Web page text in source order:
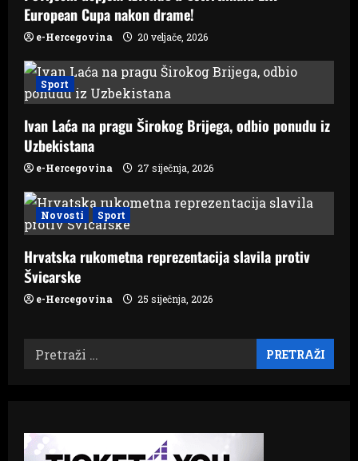
n
European Cupa nakon drame!
e-Hercegovina 20 veljače, 2026
Sport
Ivan Laća na pragu Širokog Brijega, odbio ponudu iz
Uzbekistana
e-Hercegovina 27 siječnja, 2026
Novosti Sport
Hrvatska rukometna reprezentacija slavila protiv
Švicarske
e-Hercegovina 25 siječnja, 2026
Pretraži: